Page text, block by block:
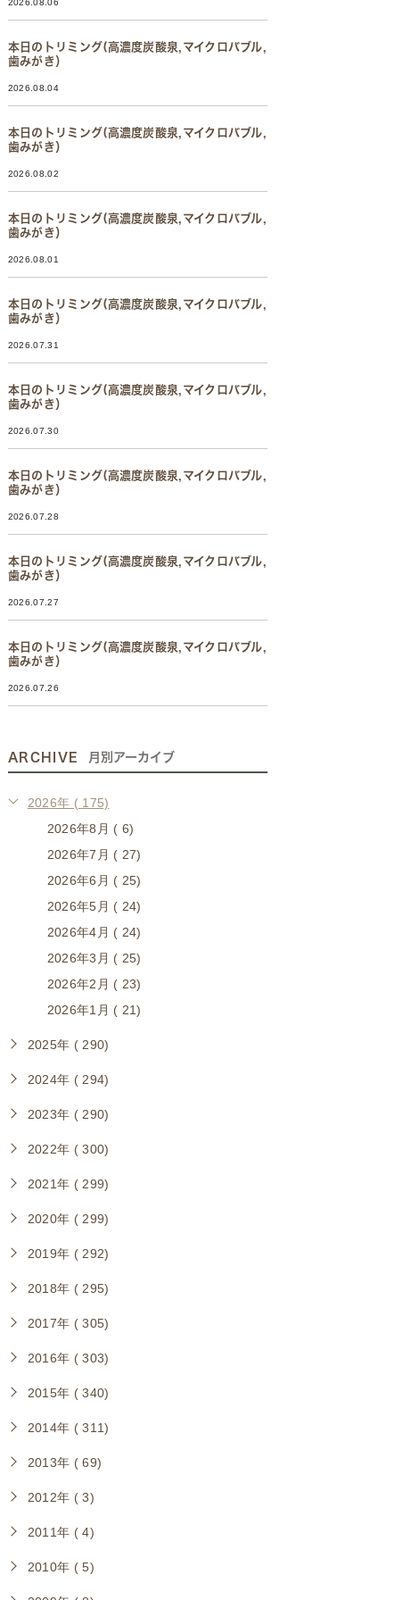
2026.08.06
本日のトリミング(高濃度炭酸泉,マイクロバブル,
歯みがき）
2026.08.04
本日のトリミング(高濃度炭酸泉,マイクロバブル,
歯みがき）
2026.08.02
本日のトリミング(高濃度炭酸泉,マイクロバブル,
歯みがき）
2026.08.01
本日のトリミング(高濃度炭酸泉,マイクロバブル,
歯みがき）
2026.07.31
本日のトリミング(高濃度炭酸泉,マイクロバブル,
歯みがき）
2026.07.30
本日のトリミング(高濃度炭酸泉,マイクロバブル,
歯みがき）
2026.07.28
本日のトリミング(高濃度炭酸泉,マイクロバブル,
歯みがき）
2026.07.27
本日のトリミング(高濃度炭酸泉,マイクロバブル,
歯みがき）
2026.07.26
ARCHIVE 月別アーカイブ
2026年 ( 175)
2026年8月 ( 6)
2026年7月 ( 27)
2026年6月 ( 25)
2026年5月 ( 24)
2026年4月 ( 24)
2026年3月 ( 25)
2026年2月 ( 23)
2026年1月 ( 21)
2025年 ( 290)
2024年 ( 294)
2023年 ( 290)
2022年 ( 300)
2021年 ( 299)
2020年 ( 299)
2019年 ( 292)
2018年 ( 295)
2017年 ( 305)
2016年 ( 303)
2015年 ( 340)
2014年 ( 311)
2013年 ( 69)
2012年 ( 3)
2011年 ( 4)
2010年 ( 5)